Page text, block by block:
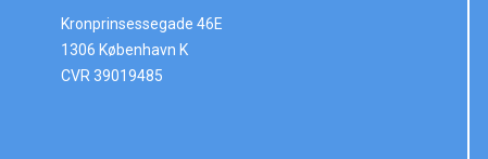
Kronprinsessegade 46E
1306 København K
CVR 39019485